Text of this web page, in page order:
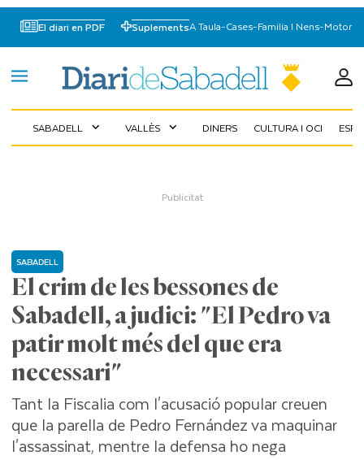
El diari en PDF SuplementsA Taula-Cases-Familia I Nens-Motor
SABADELL expand_more VALLÈS expand_more DINERS CULTURA I OCI
El crim de les bessones de
Sabadell, a judici: "El Pedro va
patir molt més del que era
necessari"
SABADELL
Tant la Fiscalia com l'acusació popular creuen
que la parella de Pedro Fernández va maquinar
l'assassinat, mentre la defensa ho nega